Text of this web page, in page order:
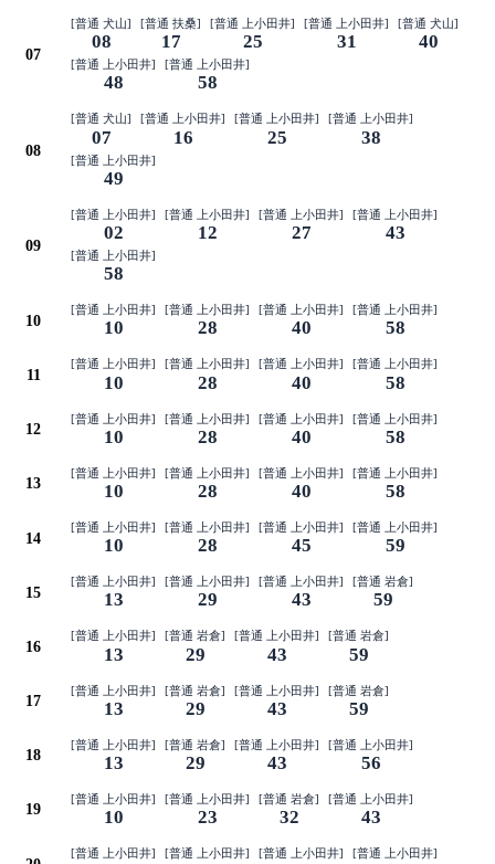
07
[普通 犬山]
08
[普通 扶桑]
17
[普通 上小田井]
25
[普通 上小田井]
31
[普通 犬山]
40
[普通 上小田井]
48
[普通 上小田井]
58
08
[普通 犬山]
07
[普通 上小田井]
16
[普通 上小田井]
25
[普通 上小田井]
38
[普通 上小田井]
49
09
[普通 上小田井]
02
[普通 上小田井]
12
[普通 上小田井]
27
[普通 上小田井]
43
[普通 上小田井]
58
10
[普通 上小田井]
10
[普通 上小田井]
28
[普通 上小田井]
40
[普通 上小田井]
58
11
[普通 上小田井]
10
[普通 上小田井]
28
[普通 上小田井]
40
[普通 上小田井]
58
12
[普通 上小田井]
10
[普通 上小田井]
28
[普通 上小田井]
40
[普通 上小田井]
58
13
[普通 上小田井]
10
[普通 上小田井]
28
[普通 上小田井]
40
[普通 上小田井]
58
14
[普通 上小田井]
10
[普通 上小田井]
28
[普通 上小田井]
45
[普通 上小田井]
59
15
[普通 上小田井]
13
[普通 上小田井]
29
[普通 上小田井]
43
[普通 岩倉]
59
16
[普通 上小田井]
13
[普通 岩倉]
29
[普通 上小田井]
43
[普通 岩倉]
59
17
[普通 上小田井]
13
[普通 岩倉]
29
[普通 上小田井]
43
[普通 岩倉]
59
18
[普通 上小田井]
13
[普通 岩倉]
29
[普通 上小田井]
43
[普通 上小田井]
56
19
[普通 上小田井]
10
[普通 上小田井]
23
[普通 岩倉]
32
[普通 上小田井]
43
[普通 上小田井] [普通 上小田井] [普通 上小田井] [普通 上小田井]